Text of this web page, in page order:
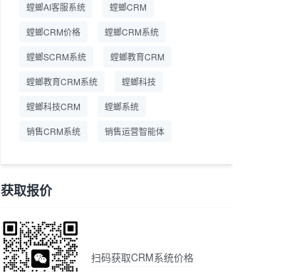
螳螂AI客服系统 螳螂CRM
螳螂CRM价格 螳螂CRM系统
螳螂SCRM系统 螳螂教育CRM
螳螂教育CRM系统 螳螂科技
螳螂科技CRM 螳螂系统
销售CRM系统 销售运营智能体
获取报价
扫码获取CRM系统价格